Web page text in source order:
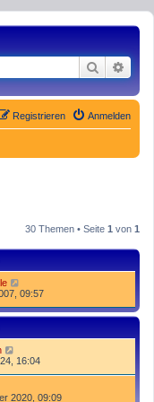
Suche
Anmelden
Registrieren
30 Themen • Seite 1 von 1
09:57
16:04
2020, 09:09